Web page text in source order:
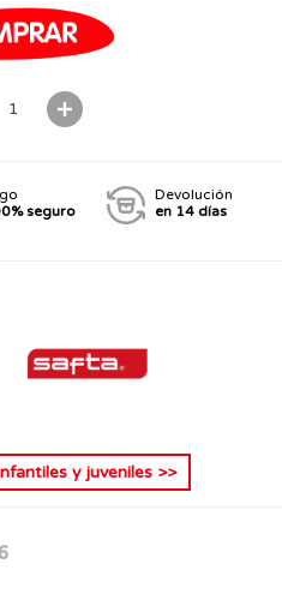
seguro
Devolución
en 14 días
y juveniles>>